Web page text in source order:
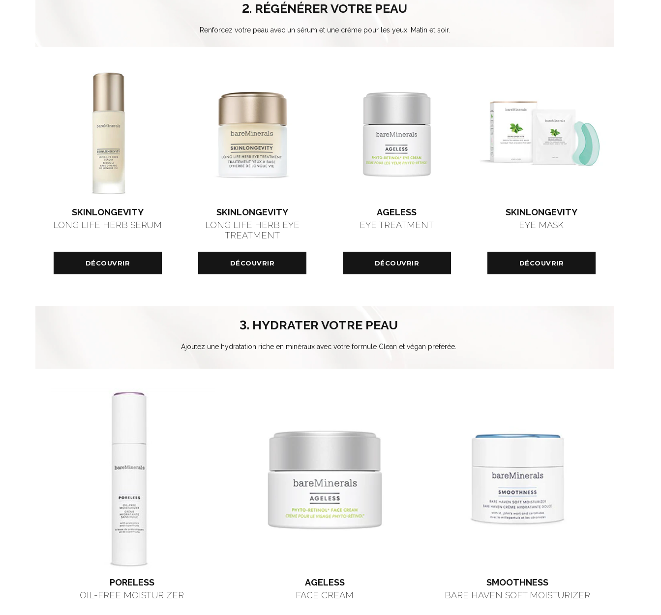
2. RÉGÉNÉRER VOTRE PEAU
Renforcez votre peau avec un sérum et une crème pour les yeux. Matin et soir.
SKINLONGEVITY
LONG LIFE HERB SERUM
DÉCOUVRIR
SKINLONGEVITY
LONG LIFE HERB EYE
TREATMENT
DÉCOUVRIR
AGELESS
EYE TREATMENT
DÉCOUVRIR
SKINLONGEVITY
EYE MASK
DÉCOUVRIR
3. HYDRATER VOTRE PEAU
Ajoutez une hydratation riche en minéraux avec votre formule Clean et végan préférée.
PORELESS
OIL-FREE MOISTURIZER
AGELESS
FACE CREAM
SMOOTHNESS
BARE HAVEN SOFT MOISTURIZER